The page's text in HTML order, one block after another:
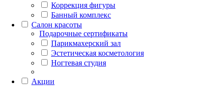
Коррекция фигуры
Банный комплекс
Салон красоты
Подарочные сертификаты
Парикмахерский зал
Эстетическая косметология
Ногтевая студия
Акции